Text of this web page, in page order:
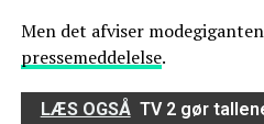
Men det afviser
pressemeddelelse.
LÆS OGSÅ TV 2 gør